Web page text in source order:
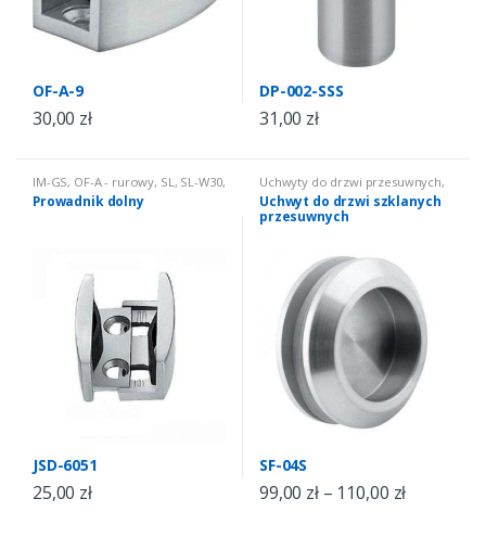
OF-A-9
30,00 zł
DP-002-SSS
31,00 zł
IM-GS, OF-A - rurowy, SL, SL-W30,
SL200B-H
Prowadnik dolny
JSD-6051
25,00 zł
Uchwyty do drzwi przesuwnych,
SW - harmonijkowy
Uchwyt do drzwi szklanych
przesuwnych
SF-04S
99,00 zł– 110,00 zł